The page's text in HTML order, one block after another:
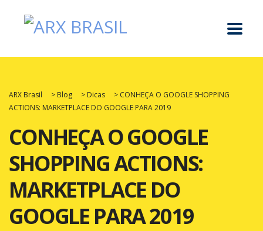
ARX Brasil > Blog > Dicas > CONHEÇA O GOOGLE SHOPPING
ACTIONS: MARKETPLACE DO GOOGLE PARA 2019
CONHEÇA O GOOGLE
SHOPPING ACTIONS:
MARKETPLACE DO
GOOGLE PARA 2019